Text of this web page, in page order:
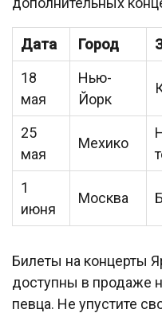
Дата Город
18
мая
Нью-
Йорк
25
мая
Мехико
1
июня
Москва
Билеты на концерты
доступны в продаже
певца. Не упустите